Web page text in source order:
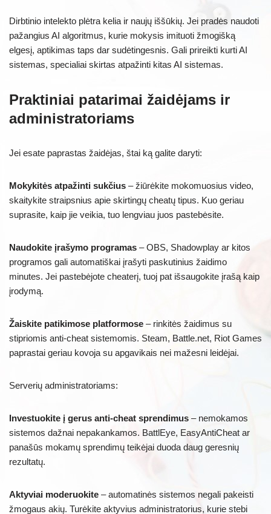
Dirbtinio intelekto plėtra kelia ir naujų iššūkių. Jei pradės naudoti
pažangius AI algoritmus, kurie mokysis imituoti žmogišką
elgesį, aptikimas taps dar sudėtingesnis. Gali prireikti kurti AI
sistemas, specialiai skirtas atpažinti kitas AI sistemas.
Praktiniai patarimai žaidėjams ir
administratoriams
Jei esate paprastas žaidėjas, štai ką galite daryti:
Mokykitės atpažinti sukčius – žiūrėkite mokomuosius video,
skaitykite straipsnius apie skirtingų cheatų tipus. Kuo geriau
suprasite, kaip jie veikia, tuo lengviau juos pastebėsite.
Naudokite įrašymo programas – OBS, Shadowplay ar kitos
programos gali automatiškai įrašyti paskutinius žaidimo
minutes. Jei pastebėjote cheaterį, tuoj pat išsaugokite įrašą kaip
įrodymą.
Žaiskite patikimose platformose – rinkitės žaidimus su
stipriomis anti-cheat sistemomis. Steam, Battle.net, Riot Games
paprastai geriau kovoja su apgavikais nei mažesni leidėjai.
Serverių administratoriams:
Investuokite į gerus anti-cheat sprendimus – nemokamos
sistemos dažnai nepakankamos. BattlEye, EasyAntiCheat ar
panašūs mokamų sprendimų teikėjai duoda daug geresnių
rezultatų.
Aktyviai moderuokite – automatinės sistemos negali pakeisti
žmogaus akių. Turėkite aktyvius administratorius, kurie stebi